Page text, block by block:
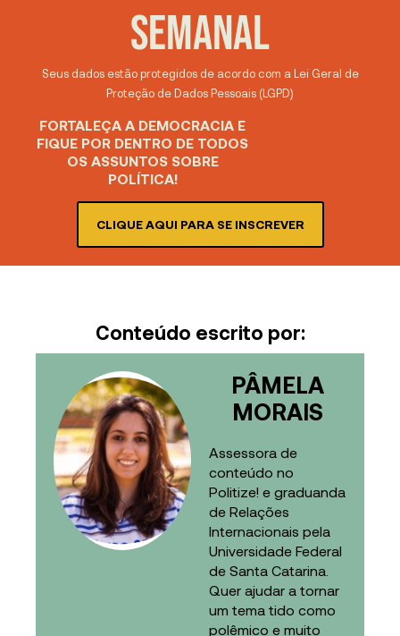
SEMANAL
Seus dados estão protegidos de acordo com a Lei Geral de
Proteção de Dados Pessoais (LGPD)
FORTALEÇA A DEMOCRACIA E
FIQUE POR DENTRO DE TODOS
OS ASSUNTOS SOBRE
POLÍTICA!
CLIQUE AQUI PARA SE INSCREVER
Conteúdo escrito por:
PÂMELA
MORAIS
Assessora de
conteúdo no
Politize! e graduanda
de Relações
Internacionais pela
Universidade Federal
de Santa Catarina.
Quer ajudar a tornar
um tema tido como
polêmico e muito